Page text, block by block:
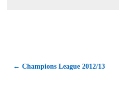
← Champions League 2012/13